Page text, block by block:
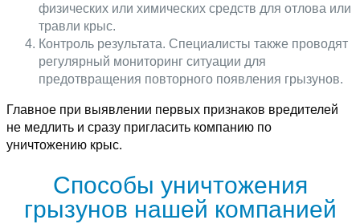
физических или химических средств для отлова или
травли крыс.
Контроль результата. Специалисты также проводят
регулярный мониторинг ситуации для
предотвращения повторного появления грызунов.
Главное при выявлении первых признаков вредителей
не медлить и сразу пригласить компанию по
уничтожению крыс.
Способы уничтожения
грызунов нашей компанией